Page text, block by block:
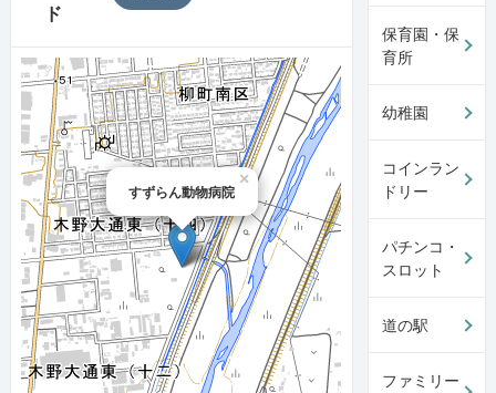
ド
すずらん動物病院
×
保育園・保
育所
幼稚園
コインラン
ドリー
パチンコ・
スロット
道の駅
ファミリー